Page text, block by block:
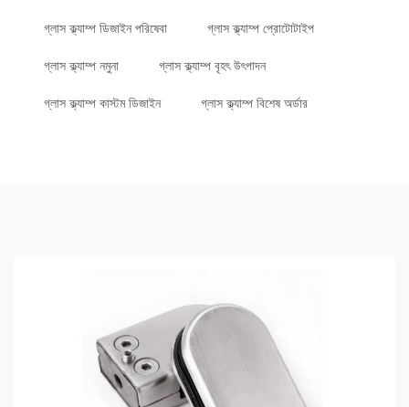
গ্লাস ক্ল্যাম্প ডিজাইন পরিষেবা গ্লাস ক্ল্যাম্প প্রোটোটাইপ
গ্লাস ক্ল্যাম্প নমুনা গ্লাস ক্ল্যাম্প বৃহৎ উৎপাদন
গ্লাস ক্ল্যাম্প কাস্টম ডিজাইন গ্লাস ক্ল্যাম্প বিশেষ অর্ডার